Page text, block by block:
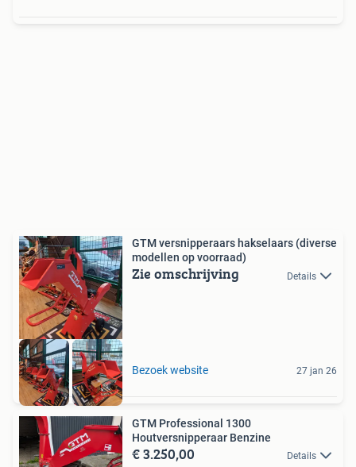
GTM versnipperaars hakselaars (diverse
modellen op voorraad)
Zie omschrijving Details
Bezoek website 27 jan 26
GTM Professional 1300
Houtversnipperaar Benzine
€ 3.250,00 Details